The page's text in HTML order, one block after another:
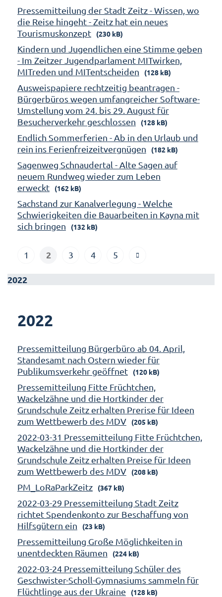
Pressemitteilung der Stadt Zeitz - Wissen, wo
die Reise hingeht - Zeitz hat ein neues
Tourismuskonzept
(230 kB)
Kindern und Jugendlichen eine Stimme geben
- Im Zeitzer Jugendparlament MITwirken,
MITreden und MITentscheiden
(128 kB)
Ausweispapiere rechtzeitig beantragen -
Bürgerbüros wegen umfangreicher Software-
Umstellung vom 24. bis 29. August für
Besucherverkehr geschlossen
(128 kB)
Endlich Sommerferien - Ab in den Urlaub und
rein ins Ferienfreizeitvergnügen
(182 kB)
Sagenweg Schnaudertal - Alte Sagen auf
neuem Rundweg wieder zum Leben
erweckt
(162 kB)
Sachstand zur Kanalverlegung - Welche
Schwierigkeiten die Bauarbeiten in Kayna mit
sich bringen
(132 kB)
1 2 3 4 5
2022
2022
Pressemitteilung Bürgerbüro ab 04. April,
Standesamt nach Ostern wieder für
Publikumsverkehr geöffnet
(120 kB)
Pressemitteilung Fitte Früchtchen,
Wackelzähne und die Hortkinder der
Grundschule Zeitz erhalten Prerise für Ideen
zum Wettbewerb des MDV
(205 kB)
2022-03-31 Pressemitteilung Fitte Früchtchen,
Wackelzähne und die Hortkinder der
Grundschule Zeitz erhalten Preise für Ideen
zum Wettbewerb des MDV
(208 kB)
PM_LoRaParkZeitz (367 kB)
2022-03-29 Pressemitteilung Stadt Zeitz
richtet Spendenkonto zur Beschaffung von
Hilfsgütern ein
(23 kB)
Pressemitteilung Große Möglichkeiten in
unentdeckten Räumen
(224 kB)
2022-03-24 Pressemitteilung Schüler des
Geschwister-Scholl-Gymnasiums sammeln für
Flüchtlinge aus der Ukraine
(128 kB)